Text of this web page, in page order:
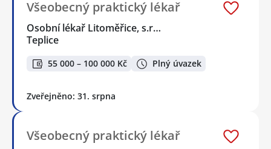
Všeobecný praktický lékař
Osobní lékař Litoměřice, s.r…
Teplice
55 000 – 100 000 Kč Plný úvazek
Zveřejněno: 31. srpna
Všeobecný praktický lékař